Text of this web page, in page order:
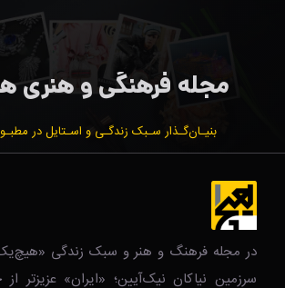
بنیـان‌گـذار سـبک زندگـی و اسـتایل در
در مجله فرهنگ و هنر و سبک زندگی‌
سرزمین نیاکان نیک‌‌‌آیین؛ «ایران» عزیزتر